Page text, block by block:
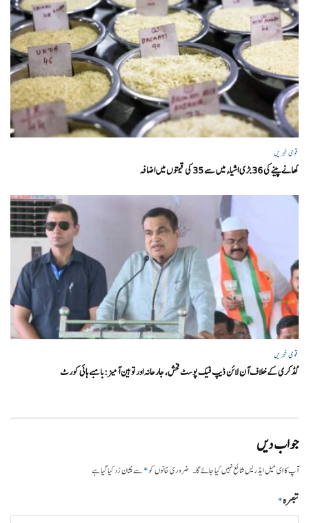
قومی خبریں
کھانے پینے کی 36 بڑی اشیاء میں سے 35 کی قیمتوں میں اضافہ
قومی خبریں
گڈکری کے خلاف آن لائن ڈیپ فیک پوسٹ فحش، جارحانہ اور توہین آمیز:بامبے ہائی کورٹ
جواب دیں
آپ کا ای میل ایڈریس شائع نہیں کیا جائے گا۔ ضروری خانوں کو*سے نشان زد کیا گیا ہے
تبصرہ*